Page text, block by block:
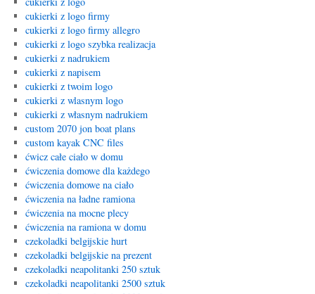
cukierki z logo firmy
cukierki z logo firmy allegro
cukierki z logo szybka realizacja
cukierki z nadrukiem
cukierki z napisem
cukierki z twoim logo
cukierki z wlasnym logo
cukierki z własnym nadrukiem
custom 2070 jon boat plans
custom kayak CNC files
ćwicz całe ciało w domu
ćwiczenia domowe dla każdego
ćwiczenia domowe na ciało
ćwiczenia na ładne ramiona
ćwiczenia na mocne plecy
ćwiczenia na ramiona w domu
czekoladki belgijskie hurt
czekoladki belgijskie na prezent
czekoladki neapolitanki 250 sztuk
czekoladki neapolitanki 2500 sztuk